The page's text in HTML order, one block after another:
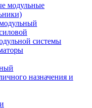
модульные
системы
назначения и